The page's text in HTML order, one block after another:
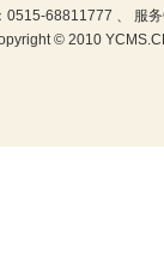
0515-68811777 、 服
© 2010